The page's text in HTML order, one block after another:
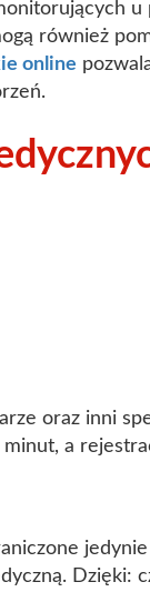
również
online
oraz inni
a